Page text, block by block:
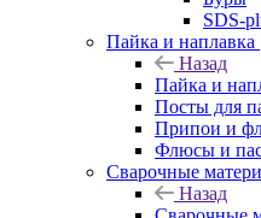
SDS-
Пайка и наплавка
Назад
Пайка и
Посты для
Припои и
Флюсы и
Сварочные
Назад